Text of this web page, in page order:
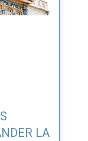
LA